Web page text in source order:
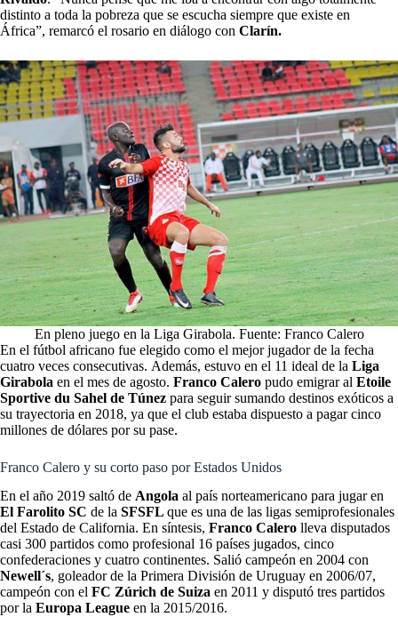
distinto a toda la pobreza que se escucha siempre que existe en
África”, remarcó el rosario en diálogo con Clarín.
En pleno juego en la Liga Girabola. Fuente: Franco Calero
En el fútbol africano fue elegido como el mejor jugador de la fecha
cuatro veces consecutivas. Además, estuvo en el 11 ideal de la Liga
Girabola en el mes de agosto. Franco Calero pudo emigrar al Etoile
Sportive du Sahel de Túnez para seguir sumando destinos exóticos a
su trayectoria en 2018, ya que el club estaba dispuesto a pagar cinco
millones de dólares por su pase.
Franco Calero y su corto paso por Estados Unidos
En el año 2019 saltó de Angola al país norteamericano para jugar en
El Farolito SC de la SFSFL que es una de las ligas semiprofesionales
del Estado de California. En síntesis, Franco Calero lleva disputados
casi 300 partidos como profesional 16 países jugados, cinco
confederaciones y cuatro continentes. Salió campeón en 2004 con
Newell´s, goleador de la Primera División de Uruguay en 2006/07,
campeón con el FC Zúrich de Suiza en 2011 y disputó tres partidos
por la Europa League en la 2015/2016.